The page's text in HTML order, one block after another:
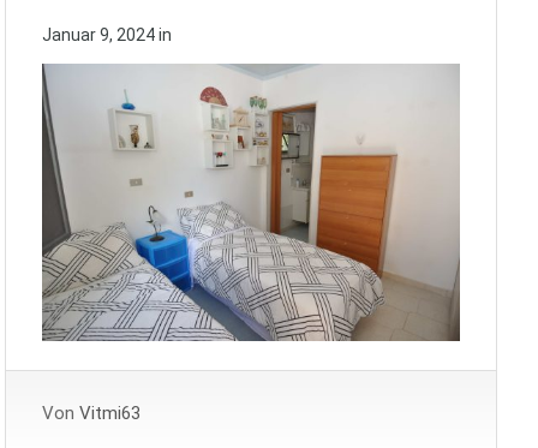
Januar 9, 2024in
Von Vitmi63